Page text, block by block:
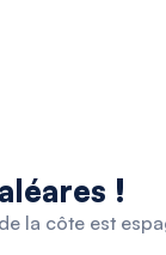
!
la côte est